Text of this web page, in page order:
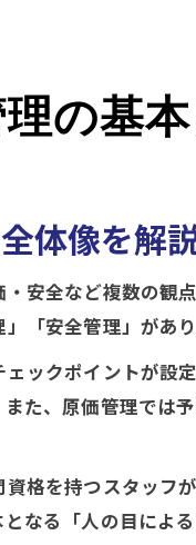
施工管理の工程
品質管理と原価
現場で実践する
原価管理の失敗
施工管理の4大5大6
施工管理の4大
6大管理まで含
施工管理の管
QCDSEなど施
現場で覚えておきた
の基
体像を解
安全など複数の
「安全管理」があ
ックポイントが
た、原価管理では
格を持つスタッ
なる「人の目によ